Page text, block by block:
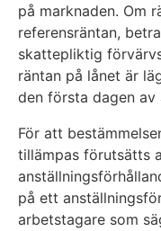
på marknaden. Om
referensräntan,
skattepliktig
räntan på lånet är
den första dagen av
För att
tillämpas förutsätts
på ett
arbetstagare som